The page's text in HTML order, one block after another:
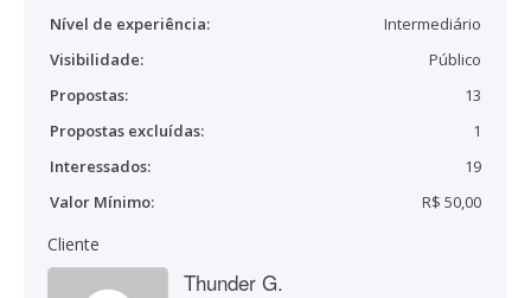
Nível de experiência:
Intermediário
Visibilidade:
Público
Propostas:
13
Propostas excluídas:
1
Interessados:
19
Valor Mínimo:
R$ 50,00
Cliente
Thunder G.